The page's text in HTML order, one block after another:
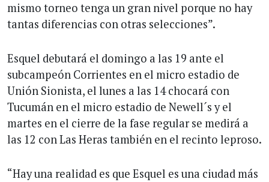
mismo torneo tenga un gran nivel porque no hay
tantas diferencias con otras selecciones”.
Esquel debutará el domingo a las 19 ante el
subcampeón Corrientes en el micro estadio de
Unión Sionista, el lunes a las 14 chocará con
Tucumán en el micro estadio de Newell´s y el
martes en el cierre de la fase regular se medirá a
las 12 con Las Heras también en el recinto leproso.
“Hay una realidad es que Esquel es una ciudad más